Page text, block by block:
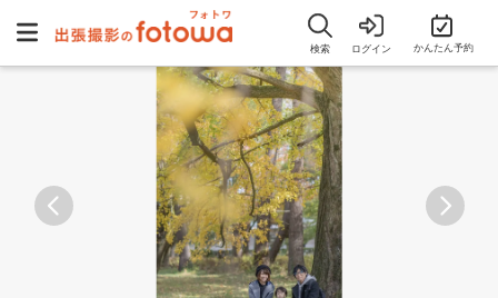
検索 ログイン かんたん予約